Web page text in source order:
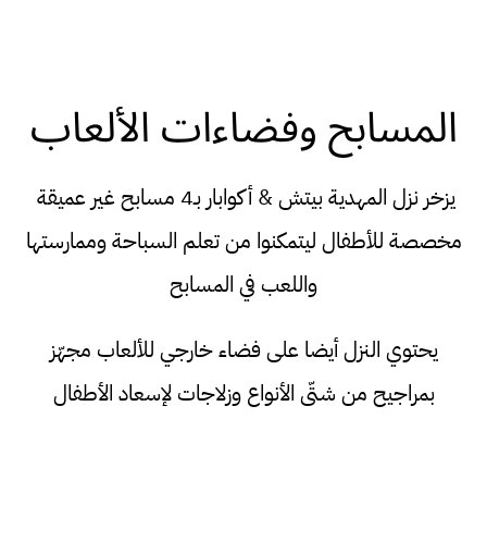
المسابح وفضاءات الألعاب
مخصصة للأطفال ليتمكنوا من تعلم السباحة وممارستها
واللعب في المسابح
يحتوي النزل أيضا على فضاء خارجي للألعاب مجهّز
بمراجيح من شتّى الأنواع وزلاجات لإسعاد الأطفال